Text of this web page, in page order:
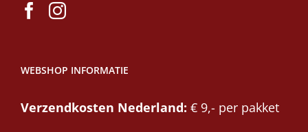
WEBSHOP INFORMATIE
Verzendkosten Nederland: € 9,- per pakket